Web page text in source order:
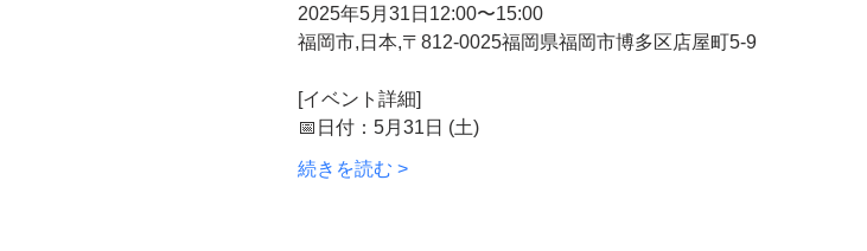
2025年5月31日12:00〜15:00
福岡市,日本,〒812-0025福岡県福岡市博多区店屋町5-9
[イベント詳細]
📅日付：5月31日 (土)
続きを読む >